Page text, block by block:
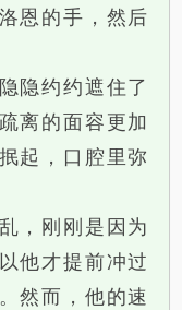
恩的手，然后
约约遮住了
离的面容更加
起，口腔里弥
，刚刚是因为
他才提前冲过
然而，他的速